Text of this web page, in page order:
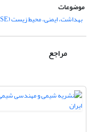
موضوعات
بهداشت، ایمنی، محیط زیست (HSE)
مراجع